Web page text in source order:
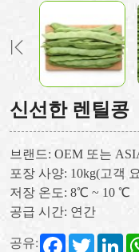
신선한 렌틸콩
브랜드: OEM 또는
포장 사양: 10kg(고객
저장 온도: 8℃ ~ 10 ℃
공급 시간: 연간
공유: FacebookTwitter